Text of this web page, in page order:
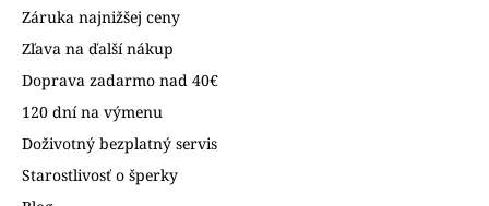
Záruka najnižšej ceny
Zľava na ďalší nákup
Doprava zadarmo nad 40€
120 dní na výmenu
Doživotný bezplatný servis
Starostlivosť o šperky